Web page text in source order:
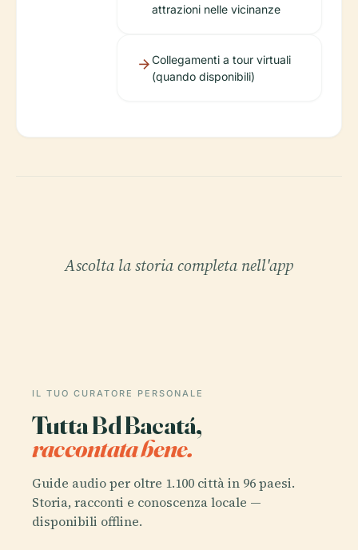
attrazioni nelle vicinanze
Collegamenti a tour virtuali
(quando disponibili)
Ascolta la storia completa nell'app
IL TUO CURATORE PERSONALE
Tutta Bd Bacatá,
raccontata bene.
Guide audio per oltre 1.100 città in 96 paesi.
Storia, racconti e conoscenza locale —
disponibili offline.